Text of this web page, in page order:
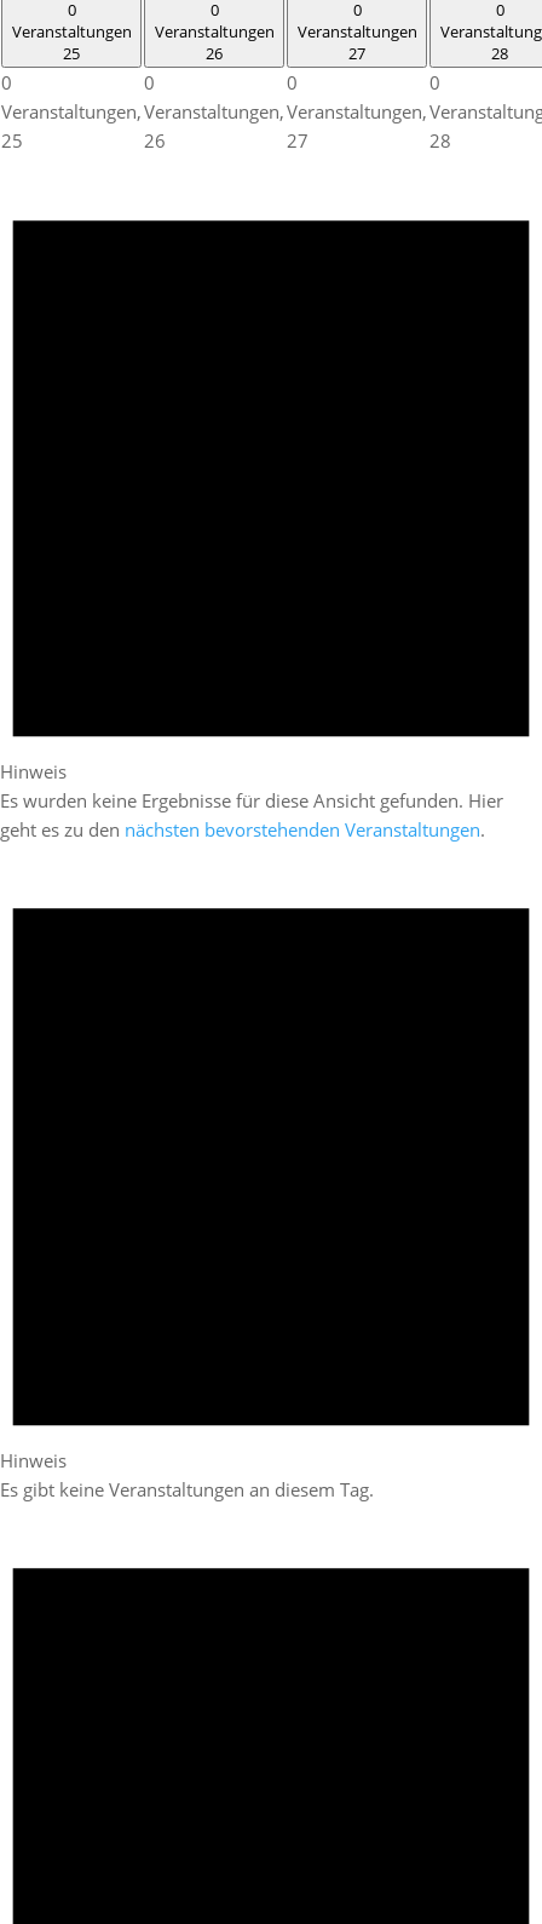
0
Veranstaltungen
25
0
Veranstaltungen,
25
0
Veranstaltungen
26
0
Veranstaltungen,
26
0
Veranstaltungen
27
0
Veranstaltungen,
27
0
28
0
28
Hinweis
Es wurden keine Ergebnisse für diese Ansicht gefunden. Hier
geht es zu den nächsten bevorstehenden Veranstaltungen.
Hinweis
Es gibt keine Veranstaltungen an diesem Tag.